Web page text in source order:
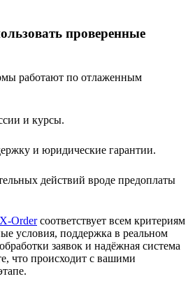
проверенные
работают по отлаженным
и курсы.
и юридические гарантии.
действий вроде предоплаты
X-Orderсоответствует всем критериям
условия, поддержка в реальном
заявок и надёжная система
что происходит с вашими